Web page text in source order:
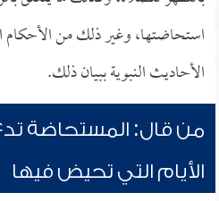
استحاضتها، وغير ذلك من الأحكام
الأحاديث النبوية ببيان ذلك.
من قال: المستحاضة
الأيام التي تحيض فيها